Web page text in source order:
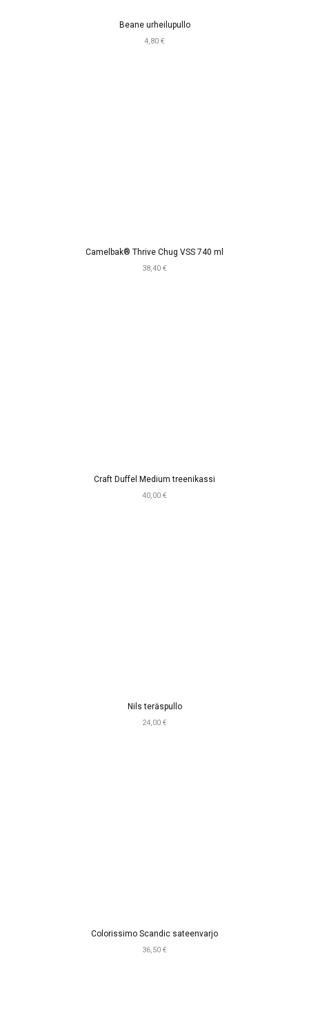
Beane urheilupullo
4,80 €
Camelbak® Thrive Chug VSS 740 ml
38,40 €
Craft Duffel Medium treenikassi
40,00 €
Nils teräspullo
24,00 €
Colorissimo Scandic sateenvarjo
36,50 €